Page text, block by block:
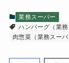
業務スーパー
ハンバーグ（業務
肉惣菜（業務スーパ